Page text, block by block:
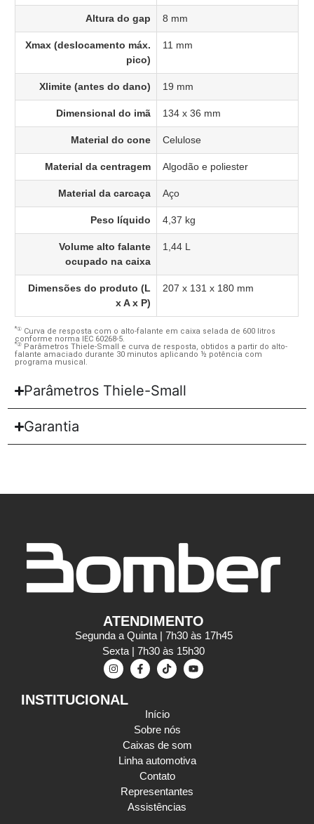
Altura do gap 8 mm
Xmax (deslocamento máx.
pico)
11 mm
Xlimite (antes do dano) 19 mm
Dimensional do imã 134 x 36 mm
Material do cone Celulose
Material da centragem Algodão e poliester
Material da carcaça Aço
Peso líquido 4,37 kg
Volume alto falante
ocupado na caixa
1,44 L
Dimensões do produto (L
x A x P)
207 x 131 x 180 mm
*① Curva de resposta com o alto-falante em caixa selada de 600 litros
conforme norma IEC 60268-5.
*② Parâmetros Thiele-Small e curva de resposta, obtidos a partir do alto-
falante amaciado durante 30 minutos aplicando ½ potência com
programa musical.
Parâmetros Thiele-Small
Garantia
ATENDIMENTO
Segunda a Quinta | 7h30 às 17h45
Sexta | 7h30 às 15h30
INSTITUCIONAL
Início
Sobre nós
Caixas de som
Linha automotiva
Contato
Representantes
Assistências